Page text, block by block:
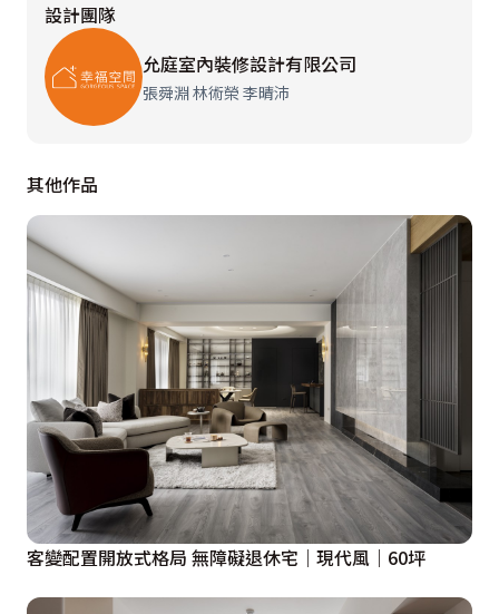
推拉門與儲藏室連接，這樣的設計使整體視覺更加整潔、
流暢。此外，廚房混搭特殊塗料和技法，創造主牆效果。
設計團隊將格局從3房優化為2房配置，增設更衣室與儲
藏室的收納機能；書房擁大面落地窗迎納自然採光，並以
主臥室格局也進行調整，增加空間感與使用便利性，在簡
約放鬆主題下，採用單一色調的床頭設計，窗邊安置可推
拉的臥榻，讓屋主自在地享受光線與自然景觀，而更衣室
保留大面積的落地窗，未封閉或加裝窗簾，自然光能恣意
灑落，創造輕盈且開放的空間氛圍。
兼顧美觀與實用機能，允庭室內裝修設計打造符合屋主對
舒適、簡約的需求，同時把科技融入生活空間中，如安裝
全熱交換機和除濕設備等，賦予居宅更完善的生活品質。
設計團隊
允庭室內裝修設計有限公司
張舜淵 林術榮 李晴沛
其他作品
客變配置開放式格局 無障礙退休宅｜現代風｜60坪